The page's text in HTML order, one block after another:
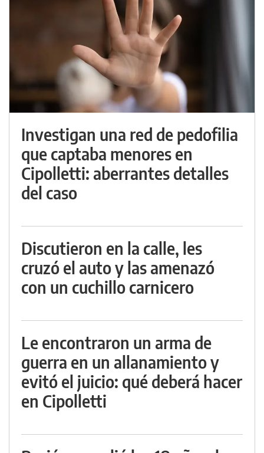
Investigan una red de pedofilia
que captaba menores en
Cipolletti: aberrantes detalles
del caso
Discutieron en la calle, les
cruzó el auto y las amenazó
con un cuchillo carnicero
Le encontraron un arma de
guerra en un allanamiento y
evitó el juicio: qué deberá hacer
en Cipolletti